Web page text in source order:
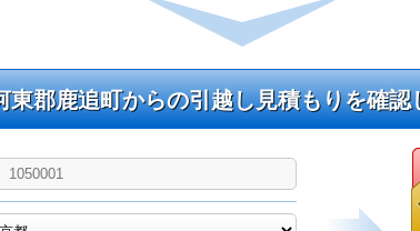
東郡鹿追町からの引越し見積もりを確認